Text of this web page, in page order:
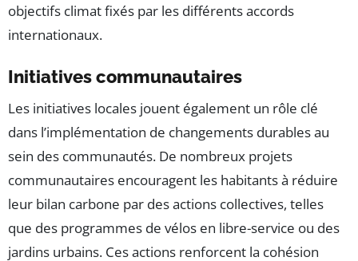
objectifs climat fixés par les différents accords
internationaux.
Initiatives communautaires
Les initiatives locales jouent également un rôle clé
dans l’implémentation de changements durables au
sein des communautés. De nombreux projets
communautaires encouragent les habitants à réduire
leur bilan carbone par des actions collectives, telles
que des programmes de vélos en libre-service ou des
jardins urbains. Ces actions renforcent la cohésion